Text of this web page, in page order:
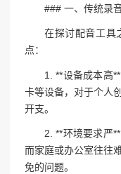
### 一、传统录
在探讨配音工具
点：
1. **设备成本高
卡等设备，对于个人
开支。
2. **环境要求严
而家庭或办公室往往
免的问题。